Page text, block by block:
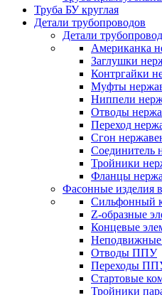
Труба БУ круглая
Детали трубопроводов
Детали
Американка
Заглушки
Контргайки
Муфты
Ниппели
Отводы
Переход
Сгон
Соединитель
Тройники
Фланцы
Фасонные изделия
Cильфонный
Z-образные
Концевые
Отводы ППУ
Переходы
Стартовые
Тройники